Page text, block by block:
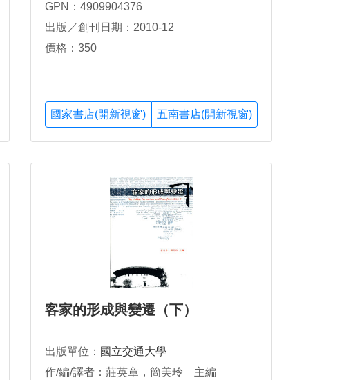
GPN：4909904376
出版／創刊日期：2010-12
價格：350
國家書店(開新視窗) 五南書店(開新視窗)
客家的形成與變遷（下）
出版單位： 國立交通大學
作/編/譯者：莊英章，簡美玲 主編